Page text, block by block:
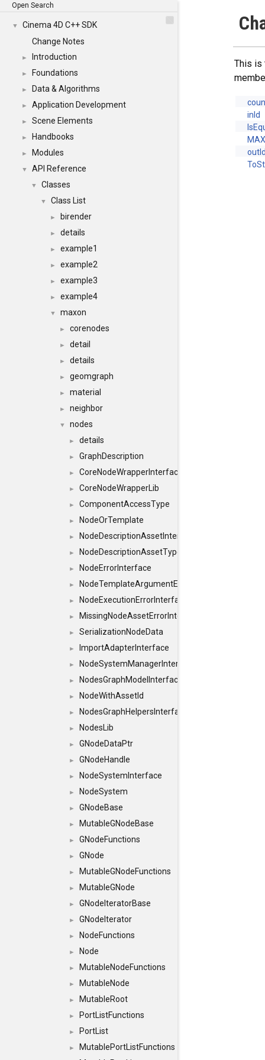
Open Search
▼
Cinema 4D C++ SDK
Change Notes
► Introduction
► Foundations
► Data & Algorithms
► Application Development
► Scene Elements
► Handbooks
► Modules
▼ API Reference
▼ Classes
▼ Class List
► birender
► details
► example1
► example2
► example3
► example4
▼ maxon
► corenodes
► detail
► details
► geomgraph
► material
► neighbor
▼ nodes
► details
► GraphDescription
► CoreNodeWrapperInterface
► CoreNodeWrapperLib
► ComponentAccessType
► NodeOrTemplate
► NodeDescriptionAssetInterface
► NodeDescriptionAssetTypeInterface
► NodeErrorInterface
► NodeTemplateArgumentErrorInterface
► NodeExecutionErrorInterface
► MissingNodeAssetErrorInterface
► SerializationNodeData
► ImportAdapterInterface
► NodeSystemManagerInterface
► NodesGraphModelInterface
► NodeWithAssetId
► NodesGraphHelpersInterface
► NodesLib
► GNodeDataPtr
► GNodeHandle
► NodeSystemInterface
► NodeSystem
► GNodeBase
► MutableGNodeBase
► GNodeFunctions
► GNode
► MutableGNodeFunctions
► MutableGNode
► GNodeIteratorBase
► GNodeIterator
► NodeFunctions
► Node
► MutableNodeFunctions
► MutableNode
► MutableRoot
► PortListFunctions
► PortList
►
MutablePortListFunctions
This
inId